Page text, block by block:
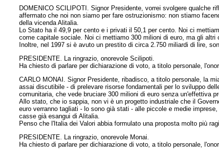
DOMENICO SCILIPOTI. Signor Presidente, vorrei svolgere qualche
affermato che noi non siamo per fare ostruzionismo: non stiamo
della vicenda Alitalia.
Lo Stato ha il 49,9 per cento e i privati il 50,1 per cento. Noi ci
come capitale sociale. Noi ci mettiamo 300 milioni di euro, ma gli altri
Inoltre, nel 1997 si è avuto un prestito di circa 2.750 miliardi di lire,
PRESIDENTE. La ringrazio, onorevole Scilipoti.
Ha chiesto di parlare per dichiarazione di voto, a titolo personale,
CARLO MONAI. Signor Presidente, ribadisco, a titolo personale, la
assai discutibile - di prelevare risorse fondamentali per lo sviluppo
comunitaria, che vede bruciare 300 milioni di euro senza un'effettiva
Allo stato, che io sappia, non vi è un progetto industriale che il
euro verranno tagliati - lo sono già stati - alle piccole e medie
casse già esangui di Alitalia.
Penso che l'Italia dei Valori abbia formulato una proposta molto più
PRESIDENTE. La ringrazio, onorevole Monai.
Ha chiesto di parlare per dichiarazione di voto, a titolo personale,